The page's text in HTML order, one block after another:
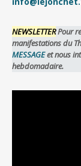
NEWSLETTERPour
manifestations du
MESSAGEet nous
hebdomadaire.